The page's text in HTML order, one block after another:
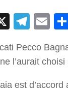
X
Pecco
l’aurait choisi
est